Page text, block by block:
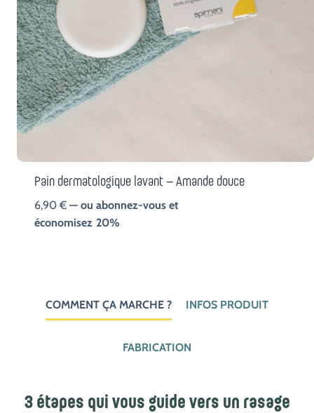
Pain dermatologique lavant – Amande douce
6,90€ —ou abonnez-vous et
économisez 20%
COMMENT ÇA MARCHE ? INFOS PRODUIT
FABRICATION
3 étapes qui vous guide vers un rasage